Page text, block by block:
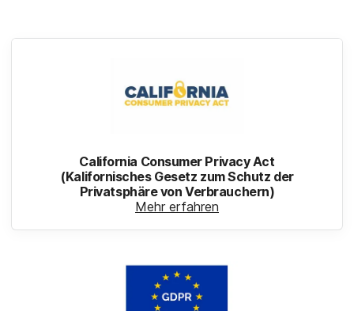
California Consumer Privacy Act
(Kalifornisches Gesetz zum Schutz der
Privatsphäre von Verbrauchern)
Mehr erfahren